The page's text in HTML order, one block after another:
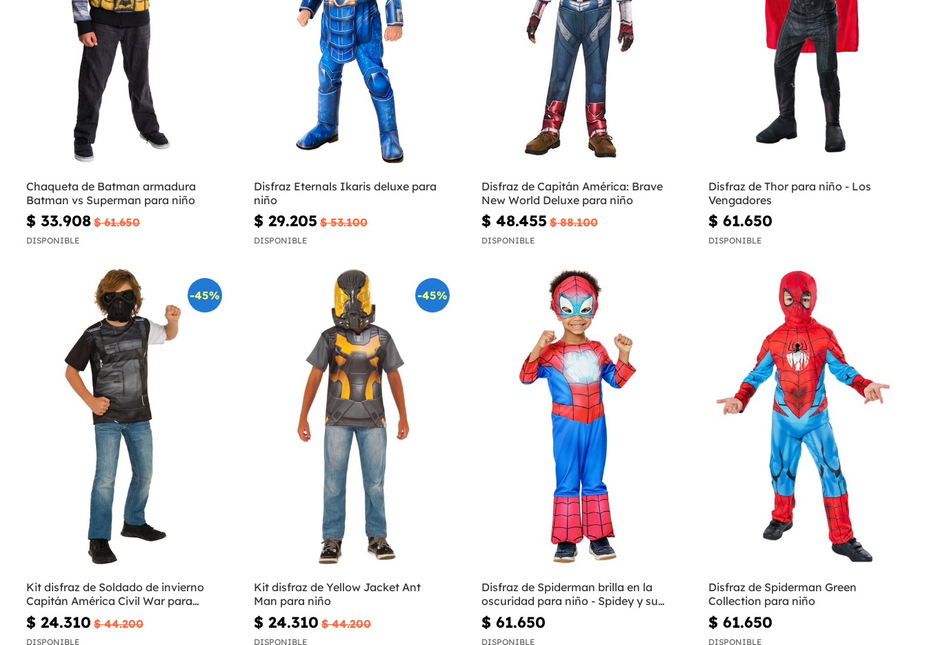
Chaqueta de Batman armadura
Batman vs Superman para niño
$ 33.908 $ 61.650
DISPONIBLE
Disfraz Eternals Ikaris deluxe para
niño
$ 29.205 $ 53.100
DISPONIBLE
Disfraz de Capitán América: Brave
New World Deluxe para niño
$ 48.455 $ 88.100
DISPONIBLE
Disfraz de Thor para niño - Los
Vengadores
$ 61.650
DISPONIBLE
-45%
Kit disfraz de Soldado de invierno
Capitán América Civil War para
niño
$ 24.310 $ 44.200
DISPONIBLE
-45%
Kit disfraz de Yellow Jacket Ant
Man para niño
$ 24.310 $ 44.200
DISPONIBLE
Disfraz de Spiderman brilla en la
oscuridad para niño - Spidey y su
superequipo
$ 61.650
DISPONIBLE
Disfraz de Spiderman Green
Collection para niño
$ 61.650
DISPONIBLE